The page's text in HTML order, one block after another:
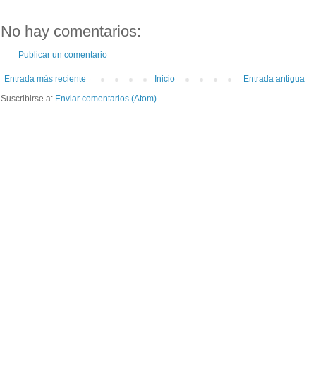
No hay comentarios:
Publicar un comentario
Entrada más reciente Entrada antigua
Inicio
Suscribirse a: Enviar comentarios (Atom)